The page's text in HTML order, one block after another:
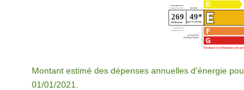
Montant estimé des dépenses annuelles d'énergie
01/01/2021.